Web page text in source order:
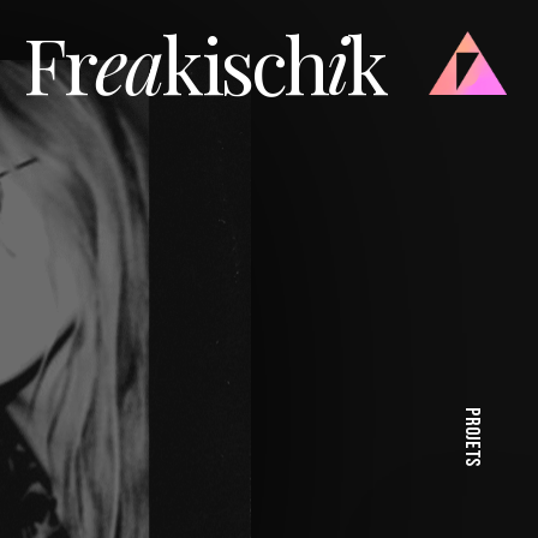
PROJETS
Freakischik